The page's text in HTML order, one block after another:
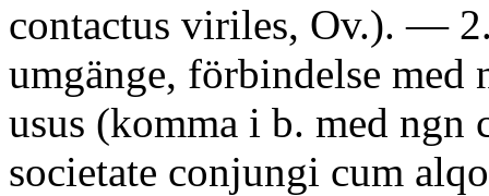
contactus viriles, Ov.). —
umgänge, förbindelse med
usus (komma i b. med ngn
societate conjungi cum